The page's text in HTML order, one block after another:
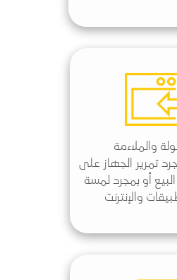
والملاءمة
تمرير الجهاز على
أو بمجرد لمسة
والإنترنت